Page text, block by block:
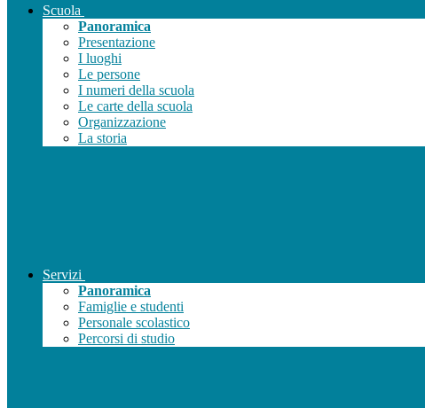
Scuola
Panoramica
Presentazione
I luoghi
Le persone
I numeri della scuola
Le carte della scuola
Organizzazione
La storia
Servizi
Panoramica
Famiglie e studenti
Personale scolastico
Percorsi di studio